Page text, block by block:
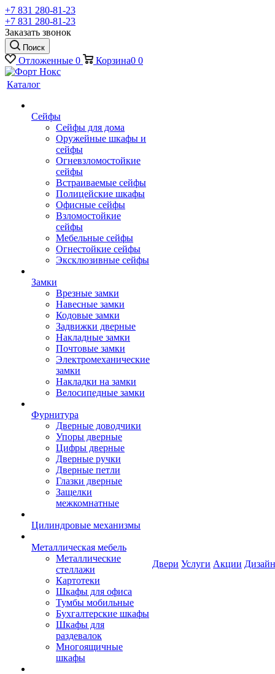
+7 831 280-81-23
+7 831 280-81-23
Заказать звонок
Поиск
Отложенные 0 Корзина0 0
Каталог
Сейфы
Сейфы для дома
Оружейные шкафы и
сейфы
Огневзломостойкие
сейфы
Встраиваемые сейфы
Полицейские шкафы
Офисные сейфы
Взломостойкие
сейфы
Мебельные сейфы
Огнестойкие сейфы
Эксклюзивные сейфы
Замки
Врезные замки
Навесные замки
Кодовые замки
Задвижки дверные
Накладные замки
Почтовые замки
Электромеханические
замки
Накладки на замки
Велосипедные замки
Фурнитура
Дверные доводчики
Упоры дверные
Цифры дверные
Дверные ручки
Дверные петли
Глазки дверные
Защелки
межкомнатные
Цилиндровые механизмы
Металлическая мебель
Металлические
стеллажи
Картотеки
Шкафы для офиса
Тумбы мобильные
Бухгалтерские шкафы
Шкафы для
раздевалок
Многоящичные
шкафы
Двери Услуги Акции